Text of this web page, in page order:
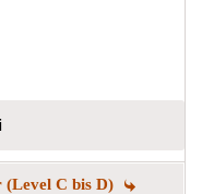
(Level C bis D)